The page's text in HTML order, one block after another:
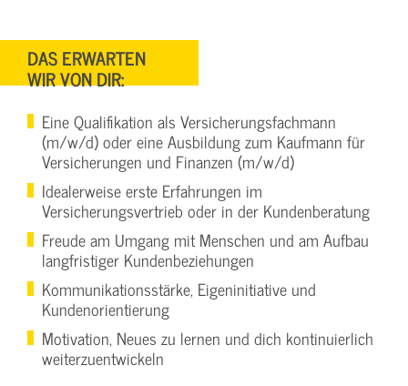
DAS ERWARTEN
WIR VON DIR:
Eine Qualifikation als Versicherungsfachmann
(m/w/d) oder eine Ausbildung zum Kaufmann für
Versicherungen und Finanzen (m/w/d)
Idealerweise erste Erfahrungen im
Versicherungsvertrieb oder in der Kundenberatung
Freude am Umgang mit Menschen und am Aufbau
langfristiger Kundenbeziehungen
Kommunikationsstärke, Eigeninitiative und
Kundenorientierung
Motivation, Neues zu lernen und dich kontinuierlich
weiterzuentwickeln